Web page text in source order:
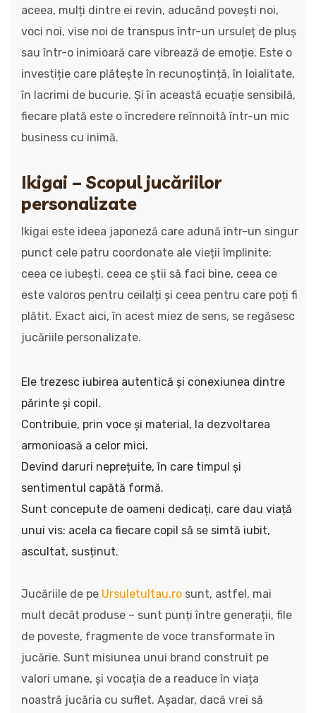
aceea, mulți dintre ei revin, aducând povești noi,
voci noi, vise noi de transpus într-un ursuleț de pluș
sau într-o inimioară care vibrează de emoție. Este o
investiție care plătește în recunoștință, în loialitate,
în lacrimi de bucurie. Și în această ecuație sensibilă,
fiecare plată este o încredere reînnoită într-un mic
business cu inimă.
Ikigai – Scopul jucăriilor
personalizate
Ikigai este ideea japoneză care adună într-un singur
punct cele patru coordonate ale vieții împlinite:
ceea ce iubești, ceea ce știi să faci bine, ceea ce
este valoros pentru ceilalți și ceea pentru care poți fi
plătit. Exact aici, în acest miez de sens, se regăsesc
jucăriile personalizate.
Ele trezesc iubirea autentică și conexiunea dintre
părinte și copil.
Contribuie, prin voce și material, la dezvoltarea
armonioasă a celor mici.
Devind daruri neprețuite, în care timpul și
sentimentul capătă formă.
Sunt concepute de oameni dedicați, care dau viață
unui vis: acela ca fiecare copil să se simtă iubit,
ascultat, susținut.
Jucăriile de pe Ursuletultau.ro sunt, astfel, mai
mult decât produse – sunt punți între generații, file
de poveste, fragmente de voce transformate în
jucărie. Sunt misiunea unui brand construit pe
valori umane, și vocația de a readuce în viața
noastră jucăria cu suflet. Așadar, dacă vrei să